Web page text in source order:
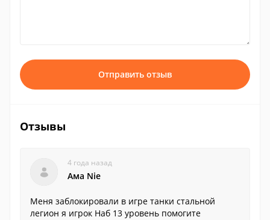
Отправить отзыв
Отзывы
4 года назад
Ама Nie
Меня заблокировали в игре танки стальной
легион я игрок Haб 13 уровень помогите